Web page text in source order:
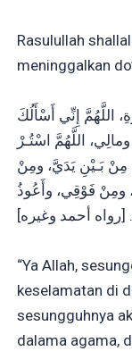
Rasulullah
meninggalkan
اللَّهُمَّ إِنِّي أَسْأَلُكَ
اللَّهُمَّ اسْتُـرْ
مِنْ بَـيْنِ يَدَيَّ، ومِنْ
ومِنْ فَوْقِي، وأَعُوذُ
“Ya Allah,
keselamatan di
sesungguhnya
dalama agama,